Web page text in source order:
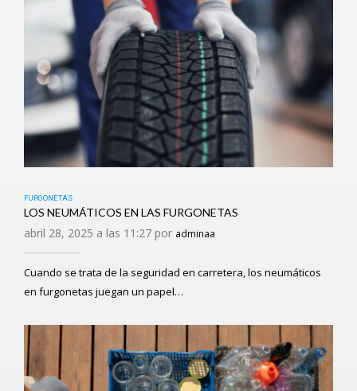
FURGONETAS
LOS NEUMÁTICOS EN LAS FURGONETAS
abril 28, 2025 a las 11:27 por adminaa
Cuando se trata de la seguridad en carretera, los neumáticos
en furgonetas juegan un papel…